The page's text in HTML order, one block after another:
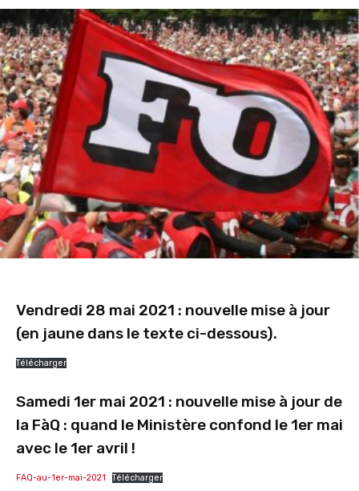
Vendredi 28 mai 2021 : nouvelle mise à jour
(en jaune dans le texte ci-dessous).
Télécharger
Samedi 1er mai 2021 : nouvelle mise à jour de
la FàQ : quand le Ministère confond le 1er mai
avec le 1er avril !
FAQ-au-1er-mai-2021 Télécharger